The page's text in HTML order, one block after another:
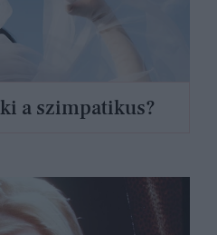
a szimpatikus?